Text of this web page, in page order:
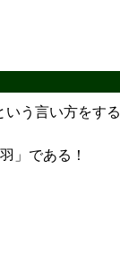
いう言い方をす
」である！